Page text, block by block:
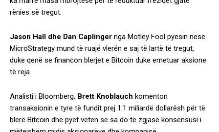
rënies së tregut.
Jason Hall dhe Dan Caplinger nga Motley Fool pyesin nëse
MicroStrategy mund të ruajë vlerën e saj të lartë të tregut,
duke qenë se financon blerjet e Bitcoin duke emetuar aksione
të reja.
Analisti i Bloomberg, Brett Knoblauch komenton
transaksionin e tyre të fundit prej 1.1 miliardë dollarësh për të
blerë Bitcoin dhe pyet veten se sa do të zgjasë konsensusi i